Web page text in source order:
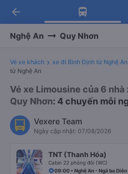
Tải app Vexere
Nhận ưu đãi thành
Tải app Vexere
-30k/ghế khi đặt vé
arrow_back
Nghệ An Quy Nhơn
Vé xe khách xe đi Bình Định từ Nghệ An
từ Nghệ An
Vé xe Limousine của 6
Quy Nhơn: 4 chuyến mỗi
Vexere Team
Ngày cập nhật: 07/08/2026
TNT (Thanh Hóa)
Cabin 22 phòng đôi (WC)
09:00 • Nghệ An - Ngã ba Diễn